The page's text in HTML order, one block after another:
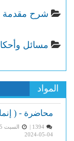
شرح مقدمة
مسائل وأحكام
المواد
محاضرة - (
1394 |
السبت AM 09:55
2024-05-04